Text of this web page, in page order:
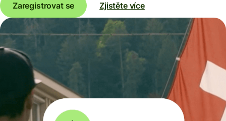
Zaregistrovat se Zjistěte více